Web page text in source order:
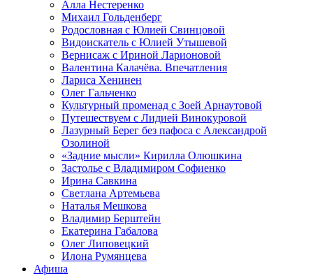
Алла Нестеренко
Михаил Гольденберг
Родословная с Юлией Свинцовой
Видоискатель с Юлией Утышевой
Вернисаж с Ириной Ларионовой
Валентина Калачёва. Впечатления
Лариса Хенинен
Олег Гальченко
Культурный променад с Зоей Арнаутовой
Путешествуем с Лидией Винокуровой
Лазурный Берег без пафоса с Александрой
Озолиной
«Задние мысли» Кирилла Олюшкина
Застолье с Владимиром Софиенко
Ирина Савкина
Светлана Артемьева
Наталья Мешкова
Владимир Берштейн
Екатерина Габалова
Олег Липовецкий
Илона Румянцева
Афиша